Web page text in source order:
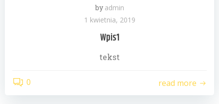
by admin
1 kwietnia, 2019
Wpis1
tekst
0 read more